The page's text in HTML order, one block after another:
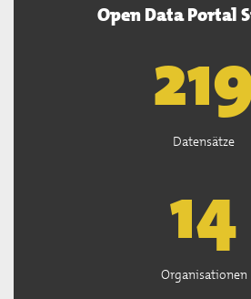
Open Data Portal
221
Datensätze
15
Organisationen